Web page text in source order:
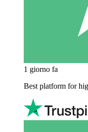
1 giorno fa
Best platform for